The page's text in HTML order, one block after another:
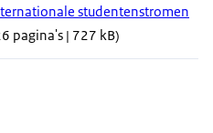
studentenstromen
pagina's | 727 kB)